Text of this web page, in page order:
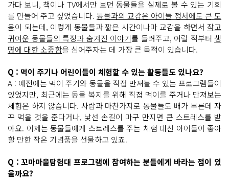
가다 보니, 책이나 TV에서만 보던 동물들을 실제로 볼 수 있는 기회
를 만들어 주고 싶었습니다. 동물과의 교감은 아이들 정서에도 큰 도
움이 되는데, 이렇게 동물들과 짧은 시간이나마 교감을 하면서 작고
귀여운 동물들의 특징과 숨겨진 이야기를 들려주고, 어릴 적부터 생
명에 대한 소중함을 심어주자는 데 가장 큰 목적이 있습니다.
Q : 먹이 주기나 어린이들이 체험할 수 있는 활동들도 있나요?
A : 예전에는 먹이 주기와 동물을 직접 만져볼 수 있는 프로그램들이
있었지만, 최근에는 동물 복지를 위해 직접 먹이를 주거나 만져보는
체험은 하지 않습니다. 사람과 마찬가지로 동물들도 배가 부른데 자
꾸 먹을 것을 준다거나, 낯선 손길이 마구 만지면 큰 스트레스를 받
아요. 이제는 동물들에게 스트레스를 주는 체험 대신 아이들이 좋아
할 만한 작은 기념품을 선물하고 있죠.
Q : 꼬마마을탐험대 프로그램에 참여하는 분들에게 바라는 점이 있
을까요?